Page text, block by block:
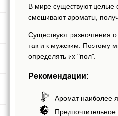
В мире существуют целые
смешивают ароматы,
Существуют разночтения
так и к мужским. Поэтому
определять их "пол".
Рекомендации:
Аромат наиболее
Предпочтительное